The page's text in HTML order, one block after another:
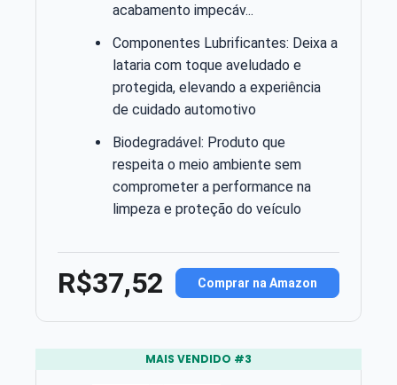
acabamento impecáv...
Componentes Lubrificantes: Deixa a
lataria com toque aveludado e
protegida, elevando a experiência
de cuidado automotivo
Biodegradável: Produto que
respeita o meio ambiente sem
comprometer a performance na
limpeza e proteção do veículo
R$37,52 Comprar na Amazon
MAIS VENDIDO #3